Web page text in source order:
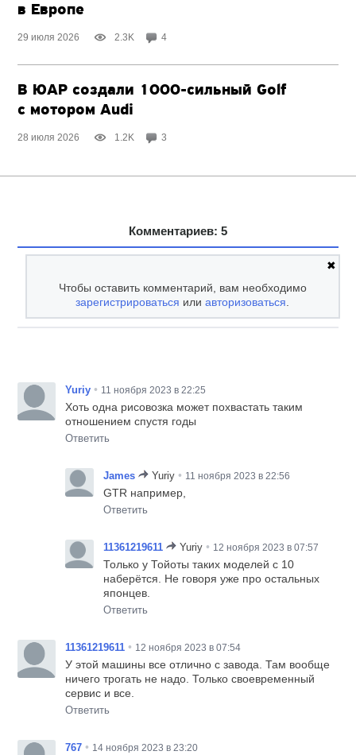
в Европе
29 июля 2026 2.3K 4
В ЮАР создали 1000-сильный Golf
с мотором Audi
28 июля 2026 1.2K 3
Комментариев: 5
✖
Чтобы оставить комментарий, вам необходимо
зарегистрироваться илиавторизоваться
Yuriy • 11 ноября 2023 в 22:25
Хоть одна рисовозка может похвастать таким
отношением спустя годы
Ответить
James Yuriy • 11 ноября 2023 в 22:56
GTR например,
Ответить
11361219611 Yuriy • 12 ноября 2023 в 07:57
Только у Тойоты таких моделей с 10
наберётся. Не говоря уже про остальных
японцев.
Ответить
11361219611 • 12 ноября 2023 в 07:54
У этой машины все отлично с завода. Там вообще
ничего трогать не надо. Только своевременный
сервис и все.
Ответить
767 • 14 ноября 2023 в 23:20